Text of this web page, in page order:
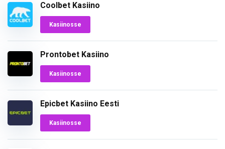
Coolbet Kasiino
Kasiinosse
Prontobet Kasiino
Kasiinosse
Epicbet Kasiino Eesti
Kasiinosse